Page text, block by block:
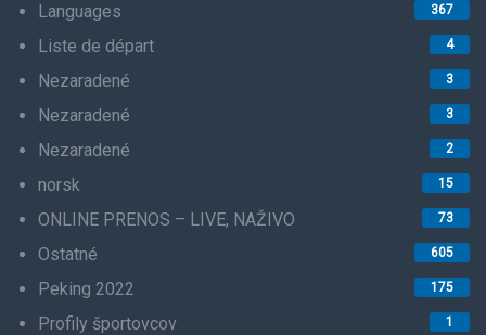
Languages 367
Liste de départ 4
Nezaradené 3
Nezaradené 3
Nezaradené 2
norsk 15
ONLINE PRENOS – LIVE, NAŽIVO 73
Ostatné 605
Peking 2022 175
Profily športovcov 1